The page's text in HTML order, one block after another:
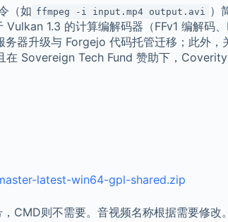
（如 ffmpeg -i input.mp4 output.avi
）
1.3 的计算编解码器（FFv1 编解码
器升级与 Forgejo 代码托管迁移；此外
在 Sovereign Tech Fund 赞助下，
latest-win64-gpl-shared.zip
CMD则不需要。音视频名称根据需要修改。